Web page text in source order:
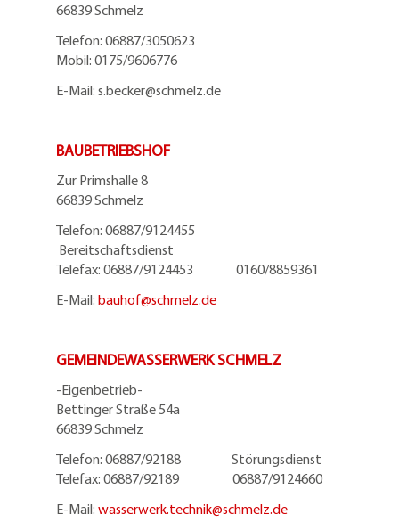
66839 Schmelz
Telefon: 06887/3050623
Mobil: 0175/9606776
E-Mail: s.becker@schmelz.de
BAUBETRIEBSHOF
Zur Primshalle 8
66839 Schmelz
Telefon: 06887/9124455
Bereitschaftsdienst
Telefax: 06887/9124453 0160/8859361
E-Mail: bauhof@schmelz.de
GEMEINDEWASSERWERK SCHMELZ
-Eigenbetrieb-
Bettinger Straße 54a
66839 Schmelz
Telefon: 06887/92188 Störungsdienst
Telefax: 06887/92189 06887/9124660
E-Mail: wasserwerk.technik@schmelz.de